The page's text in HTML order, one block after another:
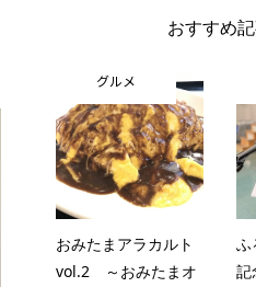
おすすめ
グルメ
おみたまアラカルト
vol.2 ～おみたまオ
ふ